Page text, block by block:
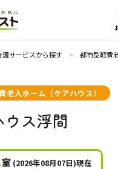
い
スから探す
護サービスから探す 都市型軽費
老人ホーム（ケアハウス）
ウス浮間
室 (2026年08月07日)現在